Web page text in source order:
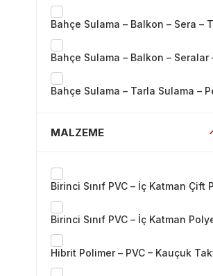
Bahçe Sulama – Balkon – Sera –
Bahçe Sulama – Balkon –
Bahçe Sulama – Tarla Sulama –
MALZEME
Birinci Sınıf PVC – İç Katman
Birinci Sınıf PVC – İç Katman
Hibrit Polimer – PVC – Kauçuk